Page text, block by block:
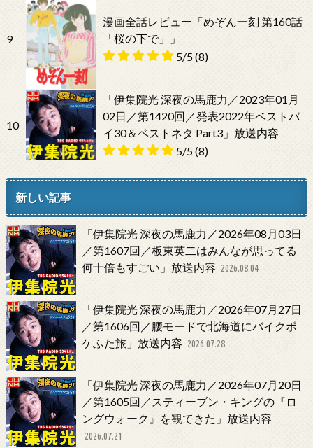
9
漫画全話レビュー「めぞん一刻 第160話
「桜の下で」」
5/5(8)
10
「伊集院光 深夜の馬鹿力／2023年01月
02日／第1420回／発表2022年ベストバ
イ30＆ベストネタ Part3」放送内容
5/5(8)
新しい記事
「伊集院光 深夜の馬鹿力／2026年08月03日
／第1607回／板東英二はみんなが思ってる
何十倍もすごい」放送内容 2026.08.04
「伊集院光 深夜の馬鹿力／2026年07月27日
／第1606回／腰モードで北海道にバイクポ
ケふた旅」放送内容 2026.07.28
「伊集院光 深夜の馬鹿力／2026年07月20日
／第1605回／スティーブン・キングの『ロ
ングウォーク』を観てきた」放送内容
2026.07.21